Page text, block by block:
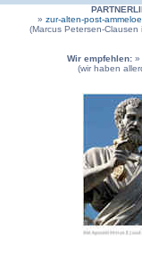
» zur-alten-post-
(Marcus Petersen-Clausen
Wir empfehlen: »
(wir haben